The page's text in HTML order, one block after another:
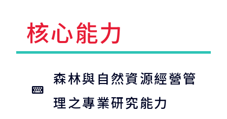
核心能力
森林與自然資源經營管
理之專業研究能力